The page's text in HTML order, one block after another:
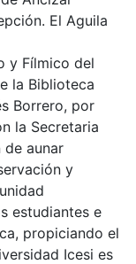
El Aguila
y Fílmico del
la Biblioteca
Borrero, por
la Secretaria
aunar
y
estudiantes e
propiciando el
Icesi es